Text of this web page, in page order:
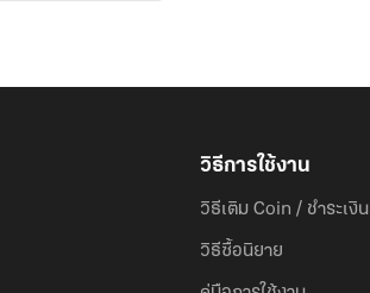
วิธีการใช้งาน
วิธีเติม Coin / ชำระเงิน
วิธีซื้อนิยาย